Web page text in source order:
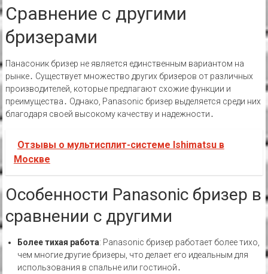
Сравнение с другими
бризерами
Панасоник бризер не является единственным вариантом на
рынке․ Существует множество других бризеров от различных
производителей, которые предлагают схожие функции и
преимущества․ Однако, Panasonic бризер выделяется среди них
благодаря своей высокому качеству и надежности․
Отзывы о мультисплит-системе Ishimatsu в
Москве
Особенности Panasonic бризер в
сравнении с другими
Более тихая работа: Panasonic бризер работает более тихо,
чем многие другие бризеры, что делает его идеальным для
использования в спальне или гостиной․